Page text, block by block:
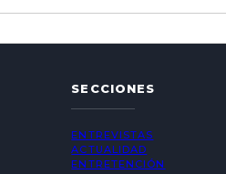
SECCIONES
ENTREVISTAS
ACTUALIDAD
ENTRETENCIÓN